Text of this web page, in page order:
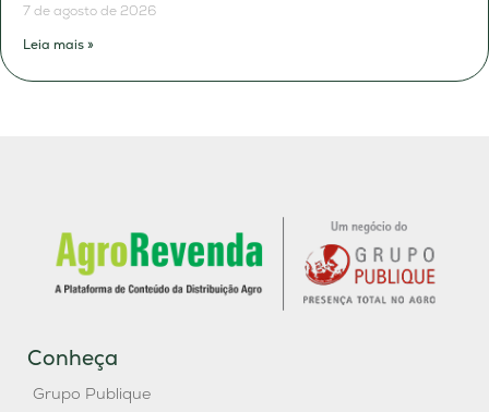
7 de agosto de 2026
Leia mais »
Conheça
Grupo Publique